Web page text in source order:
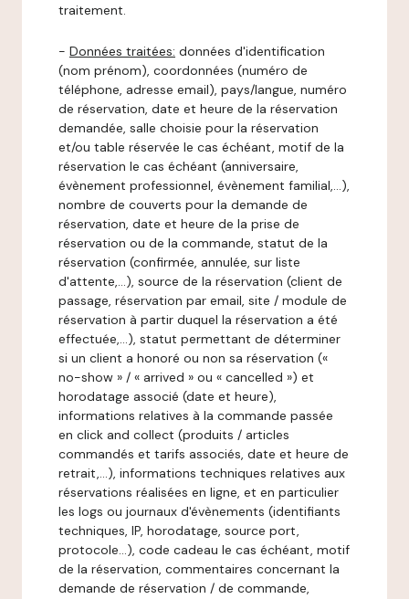
traitement.
- Données traitées: données d'identification
(nom prénom), coordonnées (numéro de
téléphone, adresse email), pays/langue, numéro
de réservation, date et heure de la réservation
demandée, salle choisie pour la réservation
et/ou table réservée le cas échéant, motif de la
réservation le cas échéant (anniversaire,
évènement professionnel, évènement familial,…),
nombre de couverts pour la demande de
réservation, date et heure de la prise de
réservation ou de la commande, statut de la
réservation (confirmée, annulée, sur liste
d'attente,…), source de la réservation (client de
passage, réservation par email, site / module de
réservation à partir duquel la réservation a été
effectuée,…), statut permettant de déterminer
si un client a honoré ou non sa réservation («
no-show » / « arrived » ou « cancelled ») et
horodatage associé (date et heure),
informations relatives à la commande passée
en click and collect (produits / articles
commandés et tarifs associés, date et heure de
retrait,…), informations techniques relatives aux
réservations réalisées en ligne, et en particulier
les logs ou journaux d'évènements (identifiants
techniques, IP, horodatage, source port,
protocole…), code cadeau le cas échéant, motif
de la réservation, commentaires concernant la
demande de réservation / de commande,